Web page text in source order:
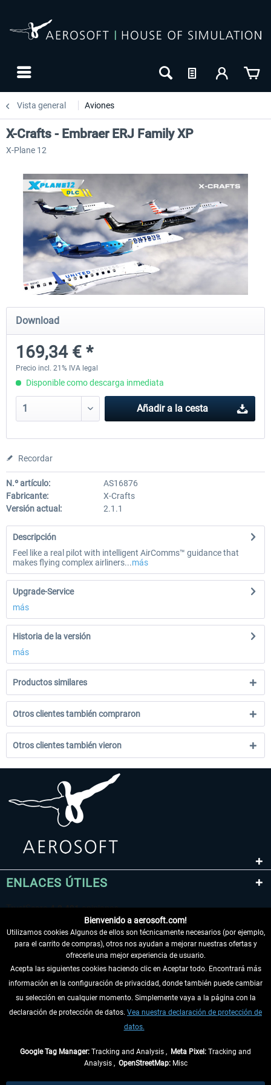
Vista general Aviones
X-Plane.org - King Air 350 XP12
54,86 € *
X-Crafts - Embraer ERJ Family XP
X-Plane 12
Download
169,34 € *
Precio incl. 21% IVA legal
Disponible como descarga inmediata
Añadir a la cesta
Recordar
N.º artículo:
AS16876
Fabricante:
X-Crafts
Versión actual:
2.1.1
Descripción
Feel like a real pilot with intelligent AirComms™ guidance that
makes flying complex airliners...más
Upgrade-Service
más
Historia de la versión
más
Productos similares
Otros clientes también compraron
Otros clientes también vieron
ENLACES ÚTILES
DESISTIR DEL CONTRATO
INFORMACIÓN
Bienvenido a aerosoft.com!
Utilizamos cookies Algunos de ellos son técnicamente necesarios (por ejemplo,
para el carrito de compras), otros nos ayudan a mejorar nuestras ofertas y
ofrecerle una mejor experiencia de usuario.
Acepta las siguientes cookies haciendo clic en Aceptar todo. Encontrará más
información en la configuración de privacidad, donde también puede cambiar
su selección en cualquier momento. Simplemente vaya a la página con la
declaración de protección de datos. Vea nuestra declaración de protección de
datos.
Google Tag Manager: Tracking and Analysis , Meta Pixel: Tracking and
Analysis , OpenStreetMap:Misc